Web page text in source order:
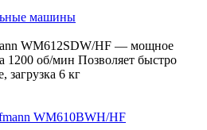
машины
WM612SDW/HF — мощное
1200 об/мин Позволяет быстро
загрузка 6 кг